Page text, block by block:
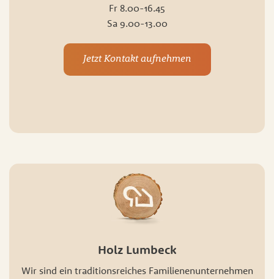
Fr 8.00-16.45
Sa 9.00-13.00
Jetzt Kontakt aufnehmen
Holz Lumbeck
Wir sind ein traditionsreiches Familienenunternehmen